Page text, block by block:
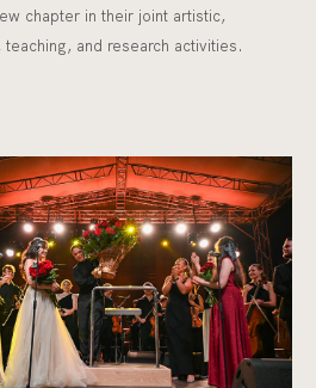
chapter in their joint artistic,
teaching, and research activities.